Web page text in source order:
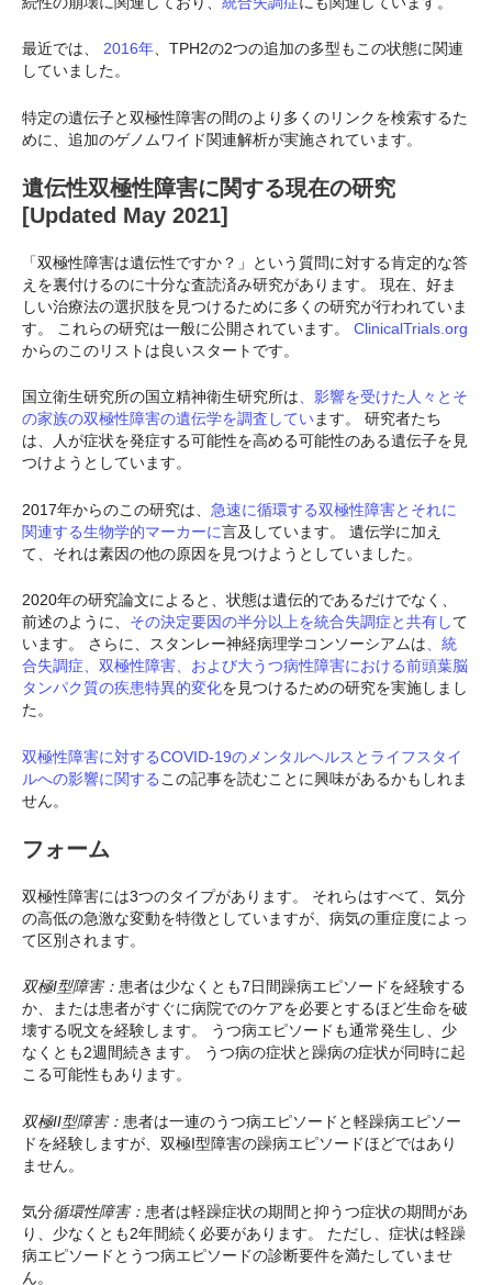
最近では、 2016年 、TPH2の2つの追加の多型もこの状態に関連
していました。
特定の遺伝子と双極性障害の間のより多くのリンクを検索するた
めに、追加のゲノムワイド関連解析が実施されています。
遺伝性双極性障害に関する現在の研究
[Updated May 2021]
「双極性障害は遺伝性ですか？」という質問に対する肯定的な答
えを裏付けるのに十分な査読済み研究があります。 現在、好ま
しい治療法の選択肢を見つけるために多くの研究が行われていま
す。 これらの研究は一般に公開されています。 ClinicalTrials.org
からのこのリストは良いスタートです。
国立衛生研究所の国立精神衛生研究所は、影響を受けた人々とそ
の家族の双極性障害の遺伝学を調査しています。 研究者たち
は、人が症状を発症する可能性を高める可能性のある遺伝子を見
つけようとしています。
2017年からのこの研究は、 急速に循環する双極性障害とそれに
関連する生物学的マーカーに言及しています。 遺伝学に加え
て、それは素因の他の原因を見つけようとしていました。
2020年の研究論文によると、状態は遺伝的であるだけでなく、
前述のように、 その決定要因の半分以上を統合失調症と共有して
います。 さらに、スタンレー神経病理学コンソーシアムは 、統
合失調症、双極性障害、および大うつ病性障害における前頭葉脳
タンパク質の疾患特異的変化を見つけるための研究を実施しまし
た。
双極性障害に対するCOVID-19のメンタルヘルスとライフスタイ
ルへの影響に関する この記事を読むことに興味があるかもしれま
せん。
フォーム
双極性障害には3つのタイプがあります。 それらはすべて、気分
の高低の急激な変動を特徴としていますが、病気の重症度によっ
て区別されます。
双極I型障害： 患者は少なくとも7日間躁病エピソードを経験する
か、または患者がすぐに病院でのケアを必要とするほど生命を破
壊する呪文を経験します。 うつ病エピソードも通常発生し、少
なくとも2週間続きます。 うつ病の症状と躁病の症状が同時に起
こる可能性もあります。
双極II型障害： 患者は一連のうつ病エピソードと軽躁病エピソー
ドを経験しますが、双極I型障害の躁病エピソードほどではあり
ません。
気分循環性障害： 患者は軽躁症状の期間と抑うつ症状の期間があ
り、少なくとも2年間続く必要があります。 ただし、症状は軽躁
病エピソードとうつ病エピソードの診断要件を満たしていませ
ん。